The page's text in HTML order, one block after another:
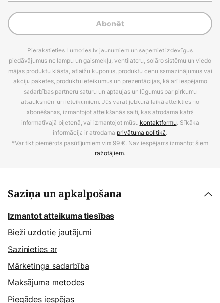
Abonēt
Pierakstieties Lumories.lv jaunumiem un saņemiet izdevīgus
piedāvājumus no lampu un gaismekļu, ventilatoru, solāro sistēmu un viedo
mājas produktu klāsta, atlaižu kuponus, produktu cenu samazinājumus vai
akciju paketes, produktu ieteikumus un prezentācijas, kā arī iespējamo
sadarbības partneru saturu un aptaujas un lūgumus par pirkumu
atsauksmēm un ieteikumiem. Jūs varat jebkurā laikā atteikties no
abonēšanas, izmantojot atteikšanās saiti, kas atrodama katrā
informatīvajā biļetenā, vai izmantojot mūsu kontaktformu. Sīkāka
informācija ir atrodama privātuma politikā.
*Var tikt piemērots pasūtījumiem virs 99 €. Nav iespējams izmantot šiem
ražotājiem.
Saziņa un apkalpošana
Izmantot atteikuma tiesības
Bieži uzdotie jautājumi
Sazinieties ar
Mārketinga sadarbība
Maksājuma metodes
Piegādes iespējas